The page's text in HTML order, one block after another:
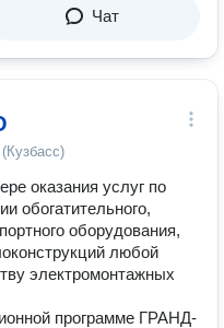
Чат
оказания услуг по
обогатительного,
оборудования,
любой
электромонтажных
программе ГРАНД-